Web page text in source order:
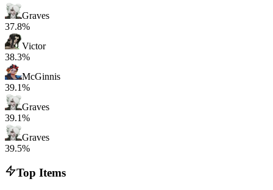
Graves
37.8%
Victor
38.3%
McGinnis
39.1%
Graves
39.1%
Graves
39.5%
Top Items